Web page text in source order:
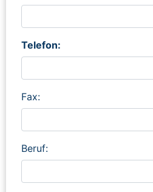
Telefon:
Fax:
Beruf: